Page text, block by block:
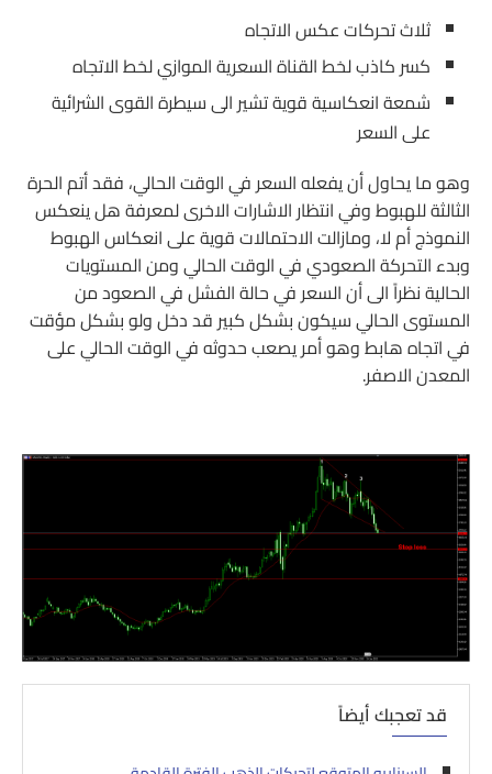
ثلاث تحركات عكس الاتجاه
كسر كاذب لخط القناة السعرية الموازي لخط الاتجاه
شمعة انعكاسية قوية تشير الى سيطرة القوى الشرائية
على السعر
وهو ما يحاول أن يفعله السعر في الوقت الحالي، فقد أتم الحرة
الثالثة للهبوط وفي انتظار الاشارات الاخرى لمعرفة هل ينعكس
النموذج أم لا، ومازالت الاحتمالات قوية على انعكاس الهبوط
وبدء التحركة الصعودي في الوقت الحالي ومن المستويات
الحالية نظراً الى أن السعر في حالة الفشل في الصعود من
المستوى الحالي سيكون بشكل كبير قد دخل ولو بشكل مؤقت
في اتجاه هابط وهو أمر يصعب حدوثه في الوقت الحالي على
المعدن الاصفر.
قد تعجبك أيضاً